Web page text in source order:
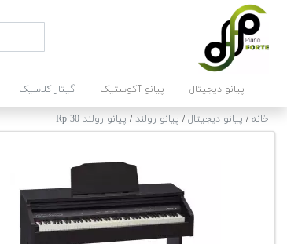
پیانو دیجیتال پیانو آکوستیک گیتار کلاسیک
خانه/ پیانو دیجیتال/ پیانو رولند / پیانو رولند Rp 30